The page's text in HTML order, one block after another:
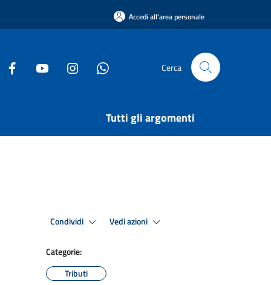
Accedi all'area personale
Cerca
Tutti gli argomenti
Condividi Vedi azioni
Categorie:
Tributi